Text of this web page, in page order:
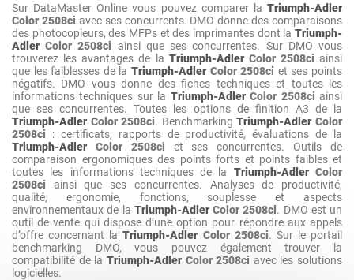
Sur DataMaster Online vous pouvez comparer la Triumph-Adler
Color 2508ci avec ses concurrents. DMO donne des comparaisons
des photocopieurs, des MFPs et des imprimantes dont la Triumph-
Adler Color 2508ci ainsi que ses concurrentes. Sur DMO vous
trouverez les avantages de la Triumph-Adler Color 2508ci ainsi
que les faiblesses de la Triumph-Adler Color 2508ci et ses points
négatifs. DMO vous donne des fiches techniques et toutes les
informations techniques sur la Triumph-Adler Color 2508ci ainsi
que ses concurrentes. Toutes les options de finition A3 de la
Triumph-Adler Color 2508ci. BenchmarkingTriumph-Adler Color
2508ci : certificats, rapports de productivité, évaluations de la
Triumph-Adler
Color 2508ci et ses concurrentes. Outils de
comparaison ergonomiques des points forts et points faibles et
toutes les informations techniques de la Triumph-Adler Color
2508ci ainsi que ses concurrentes. Analyses de productivité,
qualité, ergonomie, fonctions, souplesse et aspects
environnementaux de la Triumph-Adler Color 2508ci. DMO est un
outil de vente qui dispose d’une option pour répondre aux appels
d’offre concernant laTriumph-Adler Color 2508ci. Sur le portail
benchmarking DMO, vous pouvez également trouver la
compatibilité de la Triumph-Adler Color 2508ci avec les solutions
logicielles.